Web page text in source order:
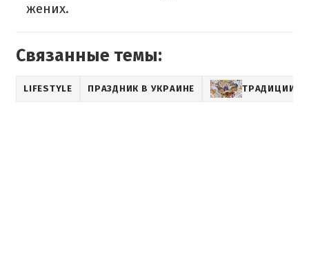
жених.
Связанные темы:
LIFESTYLE ПРАЗДНИК В УКРАИНЕ ТРАДИЦИИ